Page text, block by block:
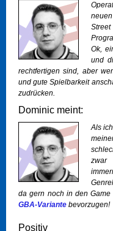
Ok,
und
rechtfertigen sind, aber
und gute Spielbarkeit
zudrücken.
Dominic meint:
Als
zwar
da gern noch in den
GBA-Variante bevorzugen!
Positiv